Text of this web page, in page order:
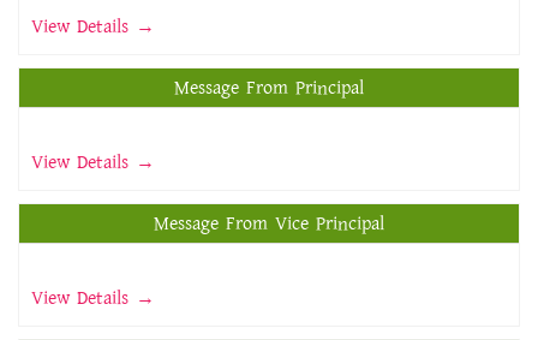
View Details →
Message From Principal
View Details →
Message From Vice Principal
View Details →